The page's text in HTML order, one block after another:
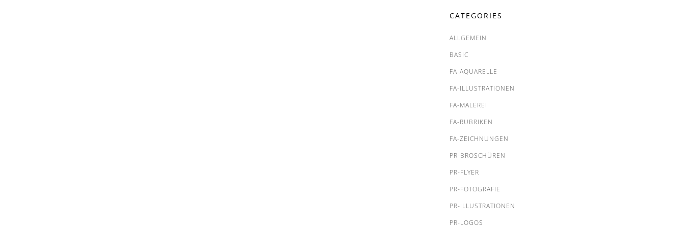
CATEGORIES
ALLGEMEIN
BASIC
FA-AQUARELLE
FA-ILLUSTRATIONEN
FA-MALEREI
FA-RUBRIKEN
FA-ZEICHNUNGEN
PR-BROSCHÜREN
PR-FLYER
PR-FOTOGRAFIE
PR-ILLUSTRATIONEN
PR-LOGOS